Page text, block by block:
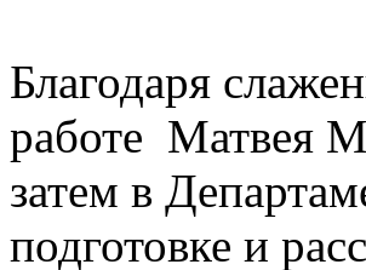
Благодаря
работе Матвея
затем в
подготовке и